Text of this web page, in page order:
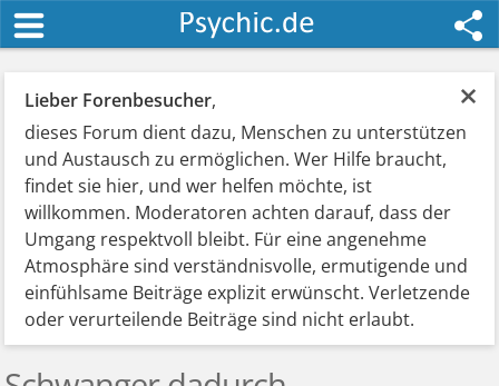
×
Lieber Forenbesucher,
dieses Forum dient dazu, Menschen zu unterstützen
und Austausch zu ermöglichen. Wer Hilfe braucht,
findet sie hier, und wer helfen möchte, ist
willkommen. Moderatoren achten darauf, dass der
Umgang respektvoll bleibt. Für eine angenehme
Atmosphäre sind verständnisvolle, ermutigende und
einfühlsame Beiträge explizit erwünscht. Verletzende
oder verurteilende Beiträge sind nicht erlaubt.